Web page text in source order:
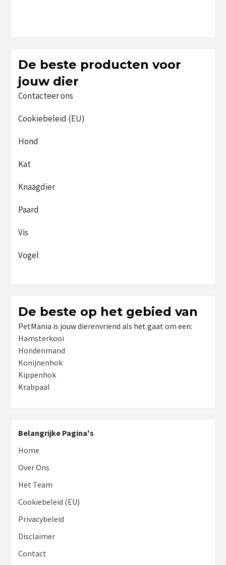
De beste producten voor
jouw dier
Contacteer ons
Cookiebeleid (EU)
Hond
Kat
Knaagdier
Paard
Vis
Vogel
De beste op het gebied van
PetMania is jouw dierenvriend als het gaat om een:
Hamsterkooi
Hondenmand
Konijnenhok
Kippenhok
Krabpaal
Belangrijke Pagina's
Home
Over Ons
Het Team
Cookiebeleid (EU)
Privacybeleid
Disclaimer
Contact